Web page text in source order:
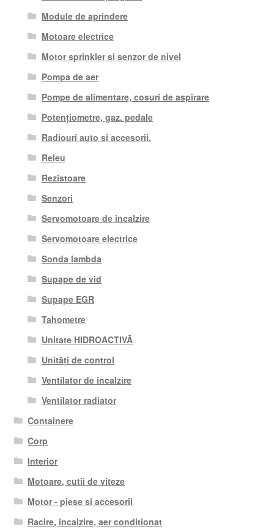
Module de aprindere
Motoare electrice
Motor sprinkler si senzor de nivel
Pompa de aer
Pompe de alimentare, cosuri de aspirare
Potențiometre, gaz. pedale
Radiouri auto si accesorii.
Releu
Rezistoare
Senzori
Servomotoare de incalzire
Servomotoare electrice
Sonda lambda
Supape de vid
Supape EGR
Tahometre
Unitate HIDROACTIVĂ
Unități de control
Ventilator de incalzire
Ventilator radiator
Containere
Corp
Interior
Motoare, cutii de viteze
Motor - piese si accesorii
Racire, incalzire, aer conditionat